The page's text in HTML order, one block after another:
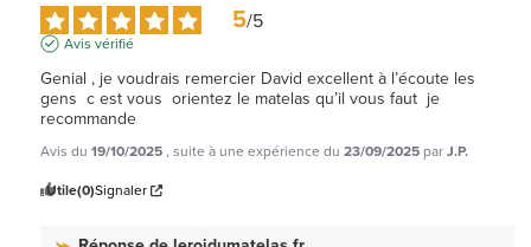
5/5
Avis vérifié
Genial , je voudrais remercier David excellent à l’écoute les
gens  c est vous  orientez le matelas qu’il vous faut  je
recommande
Avis du 19/10/2025, suite à une expérience du 23/09/2025 parJ.P.
Utile(0)Signaler